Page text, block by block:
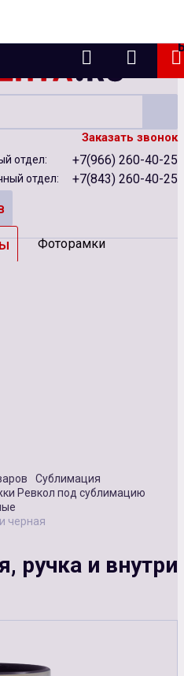
Заказать звонок
отдел: +7(966) 260-40-25
отдел: +7(843) 260-40-25
Фоторамки
Сублимация
Ревкол под сублимацию
черная
ручка и внутри